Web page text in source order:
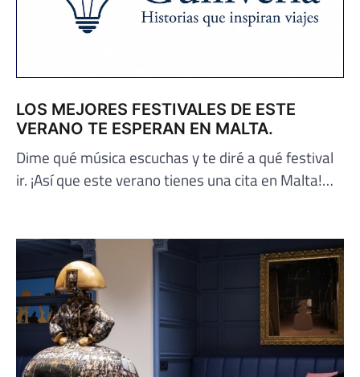
LOS MEJORES FESTIVALES DE ESTE
VERANO TE ESPERAN EN MALTA.
Dime qué música escuchas y te diré a qué festival
ir. ¡Así que este verano tienes una cita en Malta!…